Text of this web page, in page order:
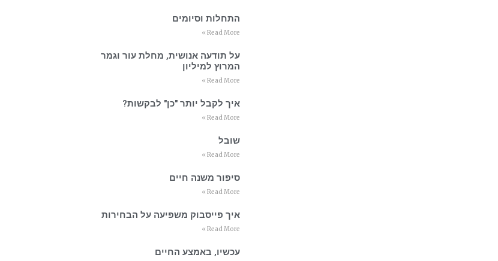
התחלות וסיומים
Read More »
על תודעה אנושית, מחלת עור וגמר
המרוץ למיליון
Read More »
איך לקבל יותר "כן" לבקשות?
Read More »
שובל
Read More »
סיפור משנה חיים
Read More »
איך פייסבוק משפיעה על הבחירות
Read More »
עכשיו, באמצע החיים